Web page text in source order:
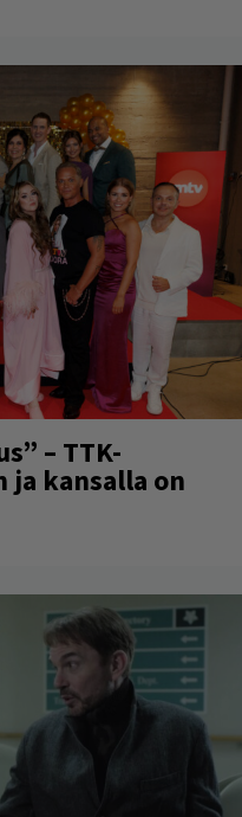
– TTK-
kansalla on